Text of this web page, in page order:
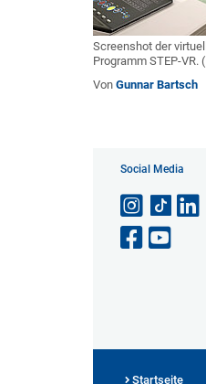
Screenshot der
Programm STEP-VR.
Von Gunnar Bartsch
Social Media
Startseite